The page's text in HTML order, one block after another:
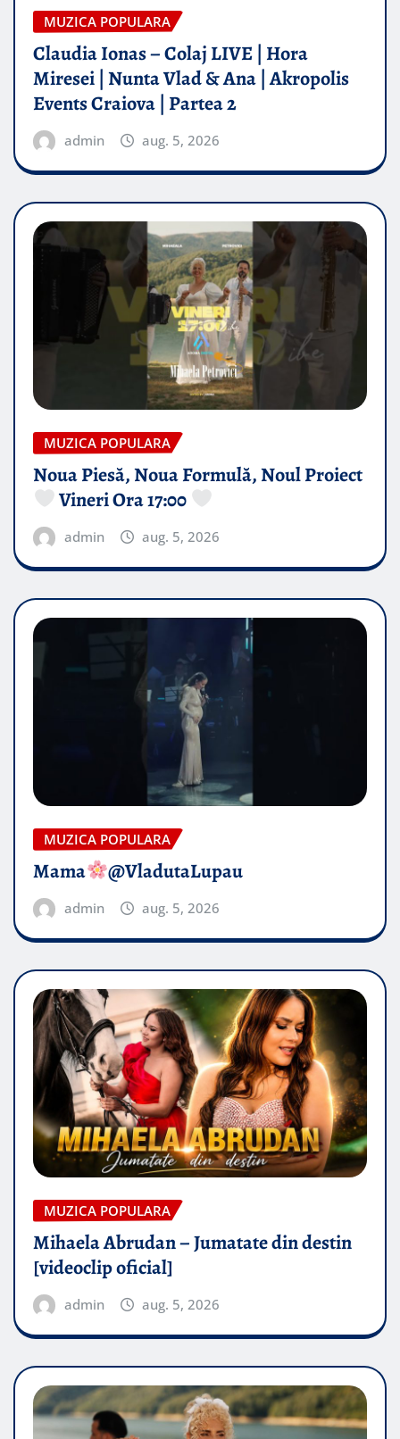
MUZICA POPULARA
Claudia Ionas – Colaj LIVE | Hora
Miresei | Nunta Vlad & Ana | Akropolis
Events Craiova | Partea 2
admin aug. 5, 2026
MUZICA POPULARA
Noua Piesă, Noua Formulă, Noul Proiect
Vineri Ora 17:00
admin aug. 5, 2026
MUZICA POPULARA
Mama @VladutaLupau
admin aug. 5, 2026
MUZICA POPULARA
Mihaela Abrudan – Jumatate din destin
[videoclip oficial]
admin aug. 5, 2026